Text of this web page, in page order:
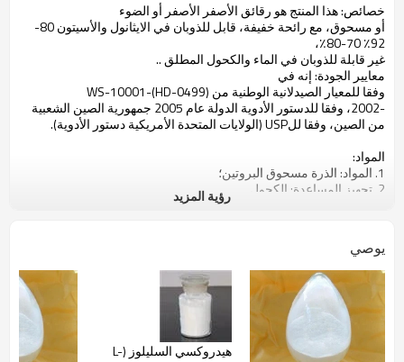
خصائص: هذا المنتج هو رقائقالأصفر الأصفر أو الضوء
أو مسحوق، معرائحة خفيفة، قابل للذوبان في الايثانول والأسيتون
80-
92٪70-80٪
،
غير قابلة للذوبان في الماء والكحول المطلق..
معايير الجودة:إنه في
وفقا للمعيار الصيدلانية الوطنية من WS-10001-(HD-0499)
-2002
، وفقا للدستور الأدوية الدولة عام 2005
جمهورية الصين الشعبية
من الصين، وفقا للUSP
(الولايات المتحدة الأمريكيةدستور الأدوية)
.
المواد:
1. المواد:الذرة مسحوقالبروتين؛
2. تجهيز المساعدة: الكحول.
الايثانول
والكحولالمطلق.
الرطوبة= 8.0٪
التعبئة
حزمة
الداخلية
هوطبقتين كيس من البلاستيك مع ورقة مربع
الخارجية.
صافي
وزنهو 10KG/box
معايير الجودة
وفقا للدستور الأدوية الدولة لسنة 2010 لجمهورية الصين
رؤية المزيد
يوصي
هيدروكسي السليلوز (L-